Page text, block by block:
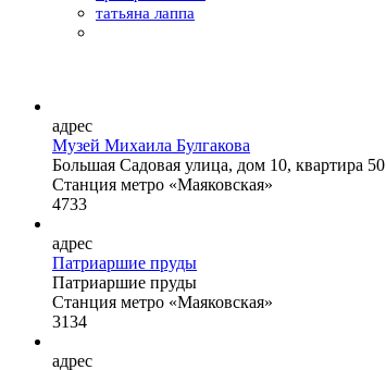
татьяна лаппа
адрес
Музей Михаила Булгакова
Большая Садовая улица, дом 10, квартира 50
Станция метро «Маяковская»
4733
адрес
Патриаршие пруды
Патриаршие пруды
Станция метро «Маяковская»
3134
адрес